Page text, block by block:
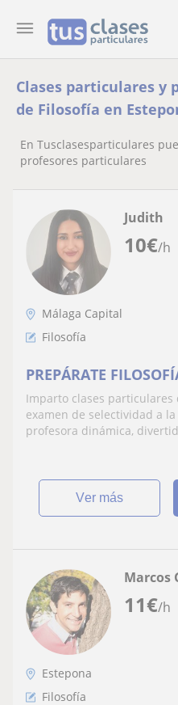
Clases particulares y
de Filosofía en
En Tusclasesparticulares
profesores particulares
10€/h
Judith
Málaga Capital
Filosofía
PREPÁRATE
Imparto clases particulares
examen de selectividad a
profesora dinámica,
ver más
11€/h
Marcos
Estepona
Filosofía